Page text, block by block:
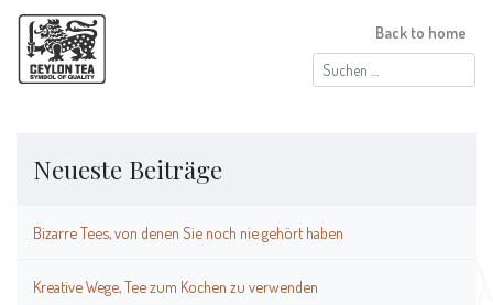
Suchen
nach:
Back to home
Neueste Beiträge
Bizarre Tees, von denen Sie noch nie gehört haben
Kreative Wege, Tee zum Kochen zu verwenden